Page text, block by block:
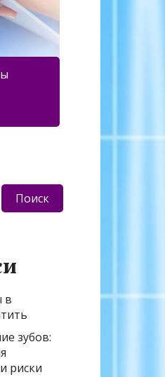
Поиск
в
зубов:
риски